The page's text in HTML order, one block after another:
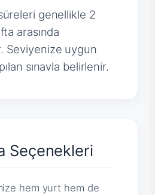
genellikle 2
arasında
Seviyenize uygun
sınavla belirlenir.
Seçenekleri
hem yurt hem de